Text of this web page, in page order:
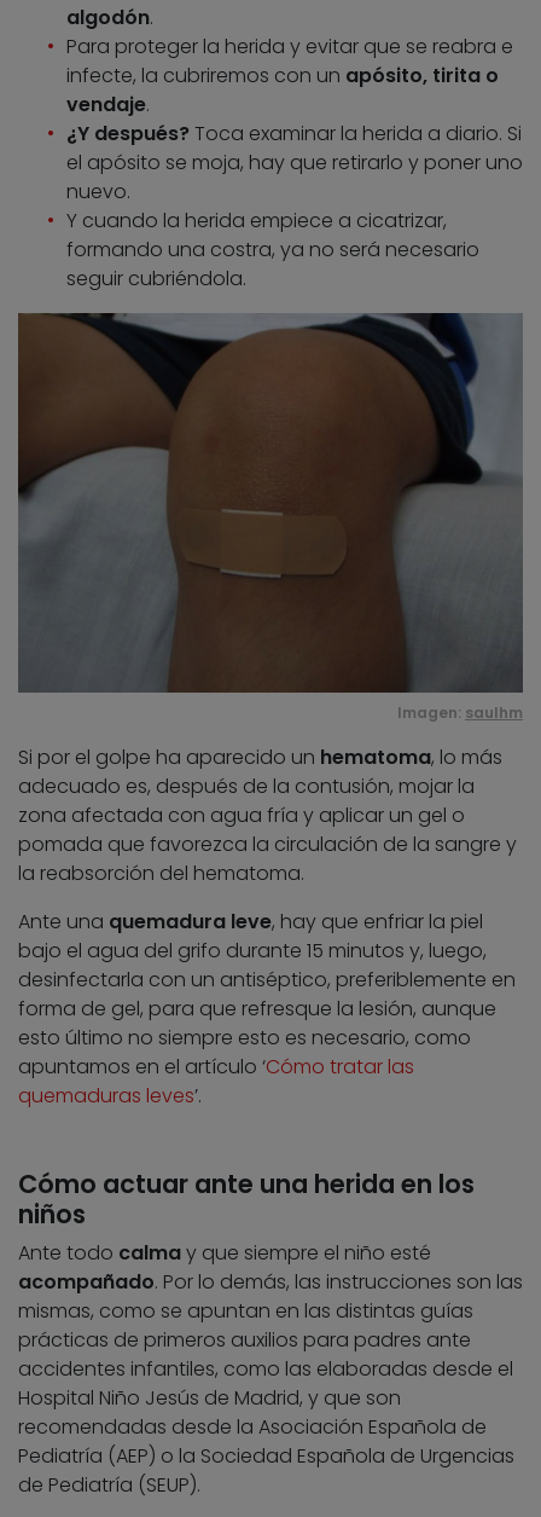
algodón.
Para proteger la herida y evitar que se reabra e
infecte, la cubriremos con un apósito, tirita o
vendaje.
¿Y después? Toca examinar la herida a diario. Si
el apósito se moja, hay que retirarlo y poner uno
nuevo.
Y cuando la herida empiece a cicatrizar,
formando una costra, ya no será necesario
seguir cubriéndola.
Imagen: saulhm
Si por el golpe ha aparecido un hematoma, lo más
adecuado es, después de la contusión, mojar la
zona afectada con agua fría y aplicar un gel o
pomada que favorezca la circulación de la sangre y
la reabsorción del hematoma.
Ante una quemadura leve, hay que enfriar la piel
bajo el agua del grifo durante 15 minutos y, luego,
desinfectarla con un antiséptico, preferiblemente en
forma de gel, para que refresque la lesión, aunque
esto último no siempre esto es necesario, como
apuntamos en el artículo ‘Cómo tratar las
quemaduras leves’.
Cómo actuar ante una herida en los
niños
Ante todo calmay que siempre el niño esté
acompañado. Por lo demás, las instrucciones son las
mismas, como se apuntan en las distintas guías
prácticas de primeros auxilios para padres ante
accidentes infantiles, como las elaboradas desde el
Hospital Niño Jesús de Madrid, y que son
recomendadas desde la Asociación Española de
Pediatría (AEP) o la Sociedad Española de Urgencias
de Pediatría (SEUP).